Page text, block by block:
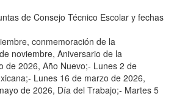
de Consejo Técnico Escolar y fechas
conmemoración de la
noviembre, Aniversario de la
de 2026, Año Nuevo;- Lunes 2 de
Lunes 16 de marzo de 2026,
de 2026, Día del Trabajo;- Martes 5